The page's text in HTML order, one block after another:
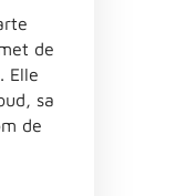
de
Elle
sa
de